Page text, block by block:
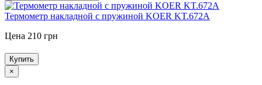
Термометр накладной с пружиной KOER KT.672A
Цена 210 грн
Купить
×